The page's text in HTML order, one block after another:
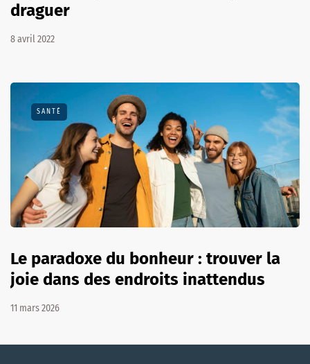
draguer
8 avril 2022
SANTÉ
Le paradoxe du bonheur : trouver la
joie dans des endroits inattendus
11 mars 2026